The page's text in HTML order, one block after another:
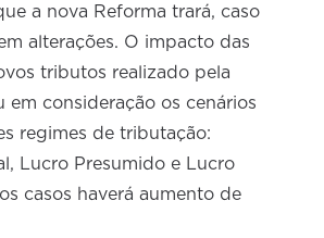
a nova Reforma trará, caso
alterações. O impacto das
tributos realizado pela
em consideração os cenários
regimes de tributação:
Lucro Presumido e Lucro
casos haverá aumento de